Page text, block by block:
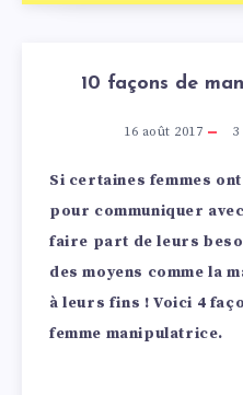
10 façons de
16 août 2017 3
Si certaines femmes
pour communiquer
faire part de leurs
des moyens comme la
à leurs fins ! Voici 4
femme manipulatrice.